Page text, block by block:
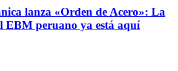
lanza «Orden de Acero»: La
EBM peruano ya está aquí